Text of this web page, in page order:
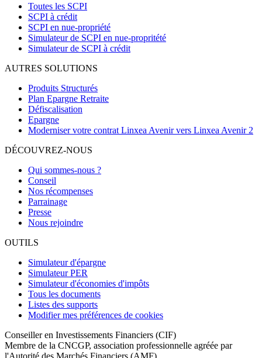
Toutes les SCPI
SCPI à crédit
SCPI en nue-propriété
Simulateur de SCPI en nue-propritété
Simulateur de SCPI à crédit
AUTRES SOLUTIONS
Produits Structurés
Plan Epargne Retraite
Défiscalisation
Epargne
Moderniser votre contrat Linxea Avenir vers Linxea Avenir 2
DÉCOUVREZ-NOUS
Qui sommes-nous ?
Conseil
Nos récompenses
Parrainage
Presse
Nous rejoindre
OUTILS
Simulateur d'épargne
Simulateur PER
Simulateur d'économies d'impôts
Tous les documents
Listes des supports
Modifier mes préférences de cookies
Conseiller en Investissements Financiers (CIF)
Membre de la CNCGP, association professionnelle agréée par
l'Autorité des Marchés Financiers (AMF).